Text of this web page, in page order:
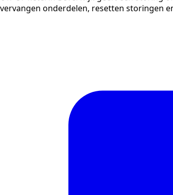
vervangen onderdelen, resetten storingen